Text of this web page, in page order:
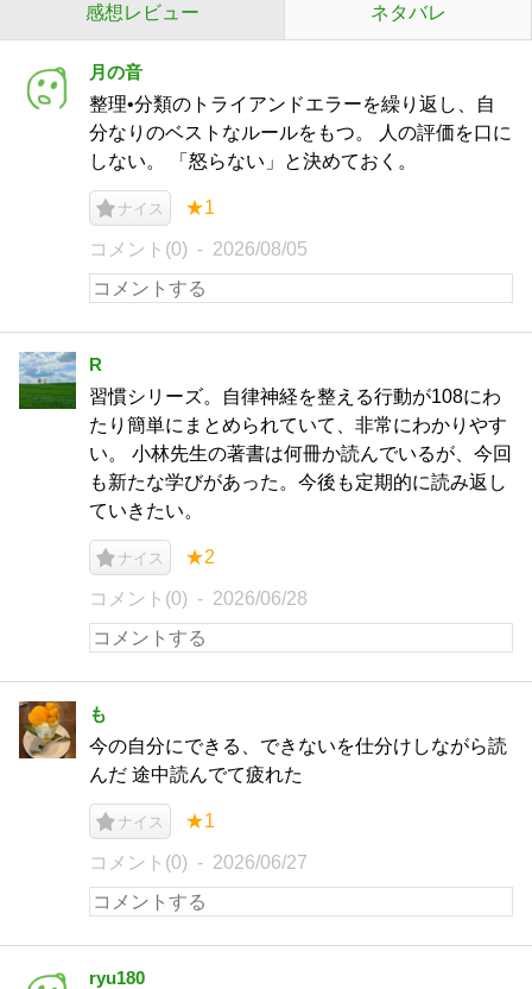
感想レビュー ネタバレ
月の音
整理•分類のトライアンドエラーを繰り返し、自
分なりのベストなルールをもつ。 人の評価を口に
しない。 「怒らない」と決めておく。
ナイス ★1
コメント(0) 2026/08/05
R
習慣シリーズ。自律神経を整える行動が108にわ
たり簡単にまとめられていて、非常にわかりやす
い。 小林先生の著書は何冊か読んでいるが、今回
も新たな学びがあった。今後も定期的に読み返し
ていきたい。
ナイス ★2
コメント(0) 2026/06/28
も
今の自分にできる、できないを仕分けしながら読
んだ 途中読んでて疲れた
ナイス ★1
コメント(0) 2026/06/27
ryu180